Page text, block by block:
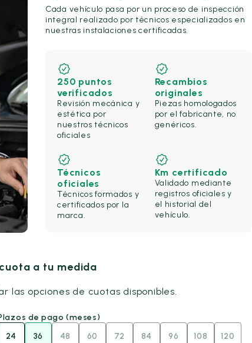
Cada vehículo pasa por un proceso de inspección
integral realizado por técnicos especializados en
nuestras instalaciones certificadas.
250 puntos
verificados
Revisión mecánica y
estética por
nuestros técnicos
oficiales
Recambios
originales
Piezas homologados
por el fabricante, no
genéricos.
Técnicos
oficiales
Técnicos formados y
certificados por la
marca.
Km certificado
Validado mediante
registros oficiales y
el historial del
vehículo.
a tu medida
las opciones de cuotas disponibles.
de pago (meses)
24
36 48 60 72 84 96 108 120